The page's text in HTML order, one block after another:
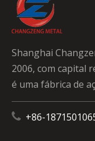
Shanghai
2006, com capital
é uma fábrica de
 +86-